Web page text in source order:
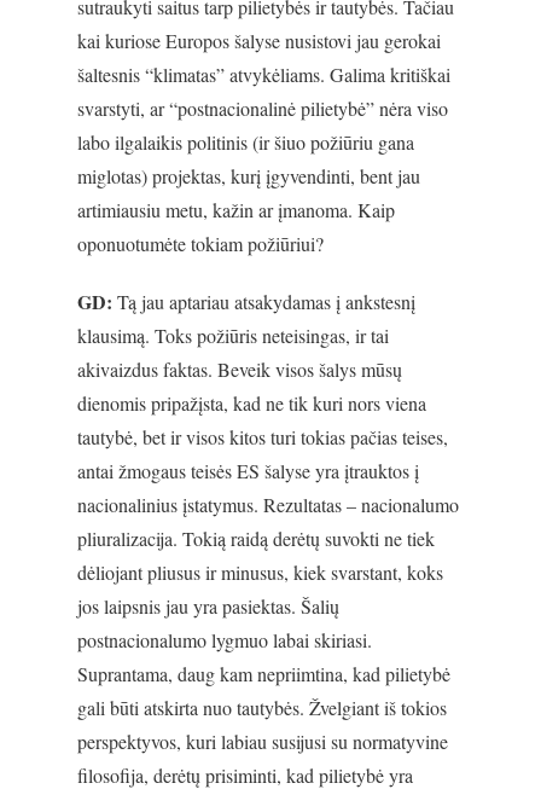
sutraukyti saitus tarp pilietybės ir tautybės. Tačiau
kai kuriose Europos šalyse nusistovi jau gerokai
šaltesnis “klimatas” atvykėliams. Galima kritiškai
svarstyti, ar “postnacionalinė pilietybė” nėra viso
labo ilgalaikis politinis (ir šiuo požiūriu gana
miglotas) projektas, kurį įgyvendinti, bent jau
artimiausiu metu, kažin ar įmanoma. Kaip
oponuotumėte tokiam požiūriui?
GD: Tą jau aptariau atsakydamas į ankstesnį
klausimą. Toks požiūris neteisingas, ir tai
akivaizdus faktas. Beveik visos šalys mūsų
dienomis pripažįsta, kad ne tik kuri nors viena
tautybė, bet ir visos kitos turi tokias pačias teises,
antai žmogaus teisės ES šalyse yra įtrauktos į
nacionalinius įstatymus. Rezultatas – nacionalumo
pliuralizacija. Tokią raidą derėtų suvokti ne tiek
dėliojant pliusus ir minusus, kiek svarstant, koks
jos laipsnis jau yra pasiektas. Šalių
postnacionalumo lygmuo labai skiriasi.
Suprantama, daug kam nepriimtina, kad pilietybė
gali būti atskirta nuo tautybės. Žvelgiant iš tokios
perspektyvos, kuri labiau susijusi su normatyvine
filosofija, derėtų prisiminti, kad pilietybė yra